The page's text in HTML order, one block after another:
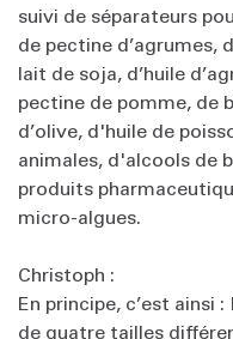
suivi de séparateurs
de pectine d’agrumes,
lait de soja, d’huile
pectine de pomme, de
d’olive, d'huile de
animales, d'alcools de
produits
micro-algues.
Christoph :
En principe, c’est ainsi
de quatre tailles